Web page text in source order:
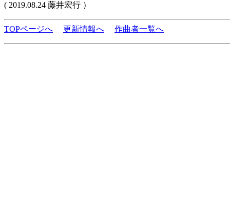
( 2019.08.24 藤井宏行 ）
TOPページへ 更新情報へ 作曲者一覧へ